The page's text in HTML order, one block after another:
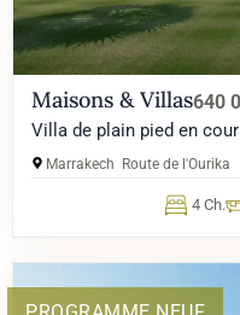
Maisons & Villas640
Villa de plain pied en
Marrakech Route de l'Ourika
4 Ch.